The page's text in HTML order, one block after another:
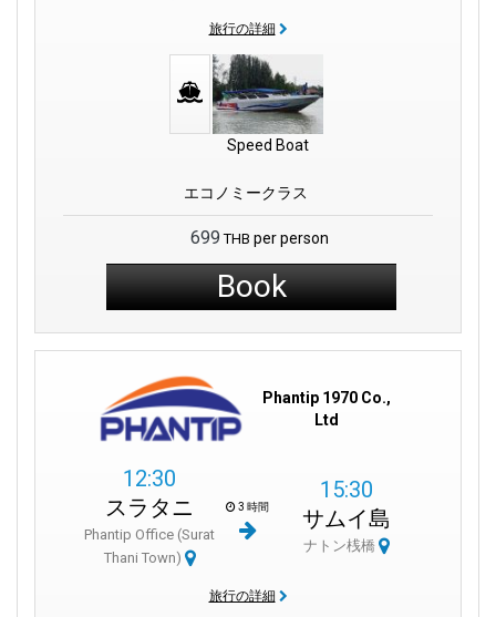
旅行の詳細
Speed Boat
エコノミークラス
699 THB per person
Book
Phantip 1970 Co.,
Ltd
12:30
スラタニ
Phantip Office (Surat
Thani Town)
3 時間
15:30
サムイ島
ナトン桟橋
旅行の詳細